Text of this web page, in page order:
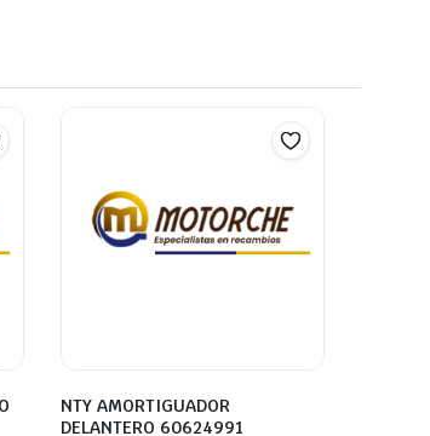
NTY AMORTIGUADOR
DELANTERO 60624991